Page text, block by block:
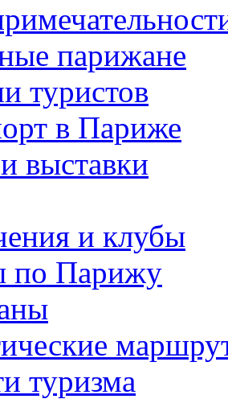
парижане
туристов
в Париже
выставки
и клубы
по Парижу
туризма